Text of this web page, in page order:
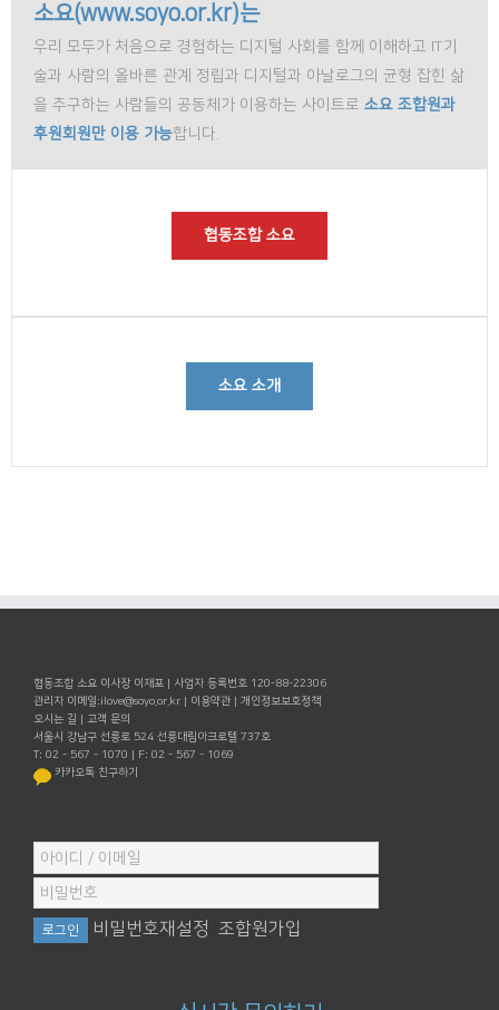
소요(www.soyo.or.kr)는
우리 모두가 처음으로 경험하는 디지털 사회를 함께 이해하고 IT기
술과 사람의 올바른 관계 정립과 디지털과 아날로그의 균형 잡힌 삶
을 추구하는 사람들의 공동체가 이용하는 사이트로 소요 조합원과
후원회원만 이용 가능합니다.
협동조합 소요
소요 소개
협동조합 소요 이사장 이재포 | 사업자 등록번호 120-88-22306
관리자 이메일:ilove@soyo.or.kr 이용약관
개인정보보호정책
오시는 길
고객 문의
서울시 강남구 선릉로 524 선릉대림아크로텔 737호
T: 02 - 567 - 1070 | F: 02 - 567 - 1069
카카오톡 친구하기
비밀번호재설정 조합원가입